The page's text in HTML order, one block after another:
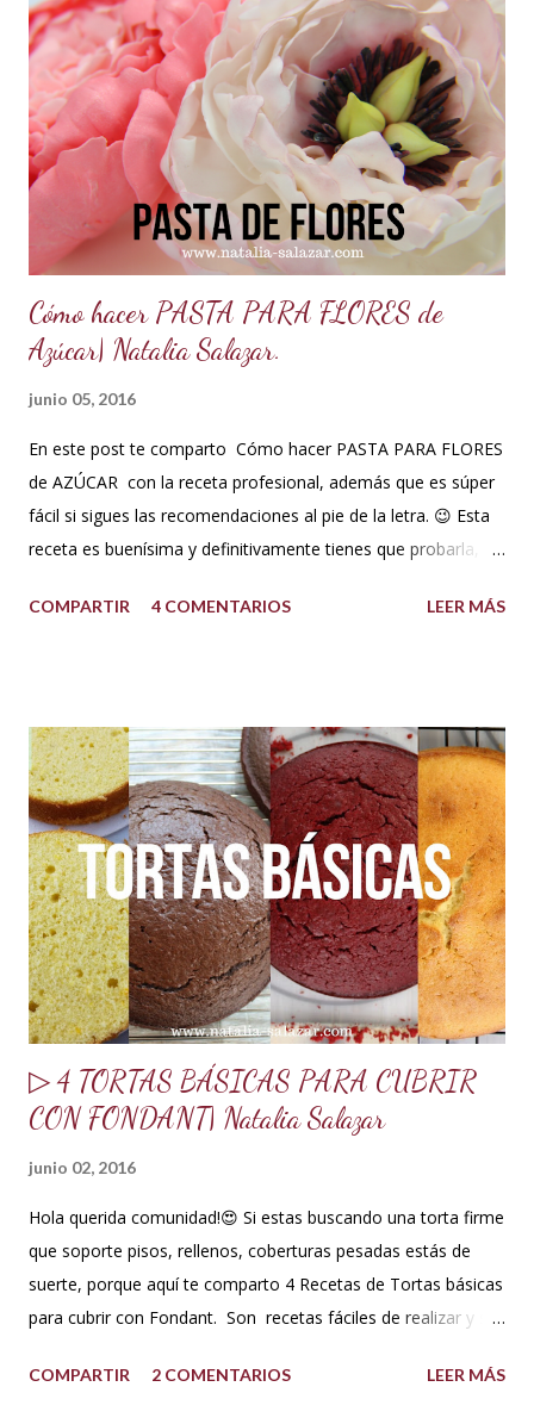
desea dar color. PREPARACIÓN: Cernir o tamizar el azúcar
glass. Colocar en un bowl o tazón la manteca blanca. Batir a
velocidad media e ir poniendo el azúcar poco a poco hasta
que este firme y esponjoso. Agregar un chorrito de esencia
de vainilla o al gusto. Finalmente agregar el color deseado.
TIPS : Si deseas que el buttercream vegetal sea más duro
porque el clima está muy c...
Cómo hacer PASTA PARA FLORES de
Azúcar| Natalia Salazar.
junio 05, 2016
En este post te comparto Cómo hacer PASTA PARA FLORES
de AZÚCAR con la receta profesional, además que es súper
fácil si sigues las recomendaciones al pie de la letra. 😉 Esta
receta es buenísima y definitivamente tienes que probarla,
súper fina y también soporta los climas más húmedos. Es
azúcar glass o impalpable 15 ml de CMC o Tylose 25 ml de
agua para hidratar la gelatina 1 sobrecito de gelatina sin
sabor o grenetina o 7 g. 10 g de merengue en polvo + 30 ml
de agua para hidratar. Nota: Si no se consigue se puede usar
1 clara de huevo pasteurizado, pero recomiendo mejor el
merengue en polvo, lo venden en tiendas de insumos
reposteros. 10 ml de glucosa o miel de maíz 15 ml de Crisco
o ma...
COMPARTIR 4 COMENTARIOS LEER MÁS
▷ 4 TORTAS BÁSICAS PARA CUBRIR
CON FONDANT| Natalia Salazar
junio 02, 2016
Hola querida comunidad!😍 Si estas buscando una torta firme
que soporte pisos, rellenos, coberturas pesadas estás de
suerte, porque aquí te comparto 4 Recetas de Tortas básicas
para cubrir con Fondant. Son recetas fáciles de realizar y su
comparto dos versiones de la torta de vainilla, la primera con
COMPARTIR 2 COMENTARIOS LEER MÁS